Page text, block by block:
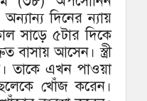
অন্যান্য দিনের ন্যায়
সাড়ে ৫টার দিকে
বাসায় আসেন। স্ত্রী
তাকে এখন পাওয়া
খোঁজ করেন।